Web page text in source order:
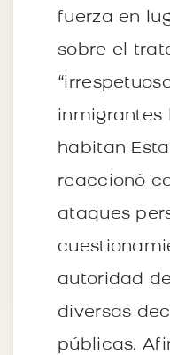
fuerza en
sobre el
inmigrantes
habitan
reaccionó
ataques
autoridad
diversas
públicas.